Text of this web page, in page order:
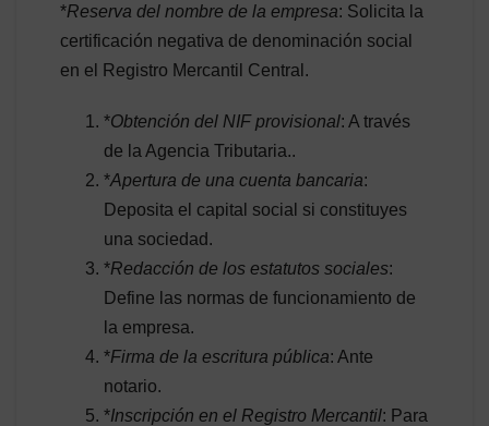
*Reserva del nombre de la empresa: Solicita la
certificación negativa de denominación social
en el Registro Mercantil Central.
*Obtención del NIF provisional: A través
de la Agencia Tributaria..
*Apertura de una cuenta bancaria:
Deposita el capital social si constituyes
una sociedad.
*Redacción de los estatutos sociales:
Define las normas de funcionamiento de
la empresa.
*Firma de la escritura pública: Ante
notario.
*Inscripción en el Registro Mercantil: Para